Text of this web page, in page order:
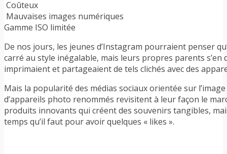
Coûteux
Mauvaises images numériques
Gamme ISO limitée
De nos jours, les jeunes d’Instagram pourraient penser
carré au style inégalable, mais leurs propres parents
imprimaient et partageaient de tels clichés avec des
Mais la popularité des médias sociaux orientée sur
d’appareils photo renommés revisitent à leur façon le
produits innovants qui créent des souvenirs tangibles,
temps qu’il faut pour avoir quelques « likes ».